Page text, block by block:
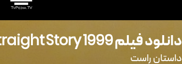
دانلود فیلم1999
Story
داستان راست